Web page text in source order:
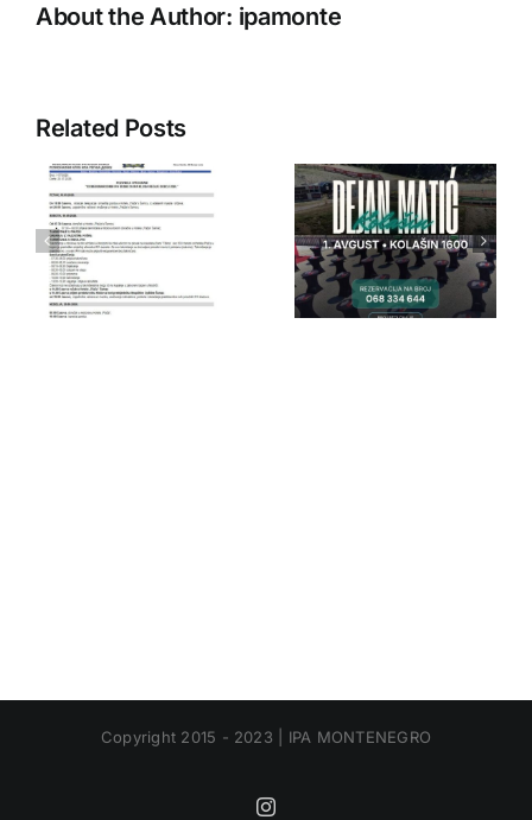
About the Author: ipamonte
Related Posts
IPA Crna
IPA Crna
Gora
Copyright 2015 - 2023 | IPA MONTENEGRO
Instagram